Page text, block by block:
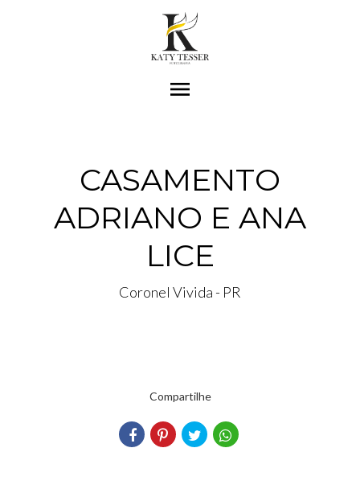
menu
CASAMENTO
ADRIANO E ANA
LICE
Coronel Vivida - PR
Compartilhe